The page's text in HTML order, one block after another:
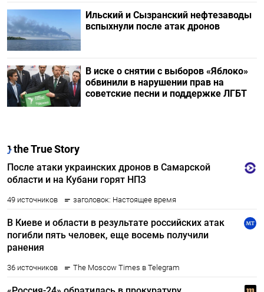
Ильский и Сызранский нефтезаводы
вспыхнули после атак дронов
В иске о снятии с выборов «Яблоко»
обвинили в нарушении прав на
советские песни и поддержке ЛГБТ